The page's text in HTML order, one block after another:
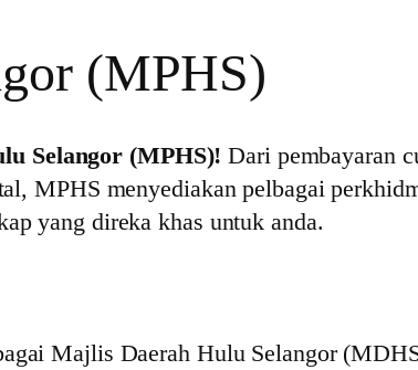
(MPHS)
Selangor (MPHS)! Dari pembayaran
MPHS menyediakan pelbagai
yang direka khas untuk anda.
Majlis Daerah Hulu Selangor